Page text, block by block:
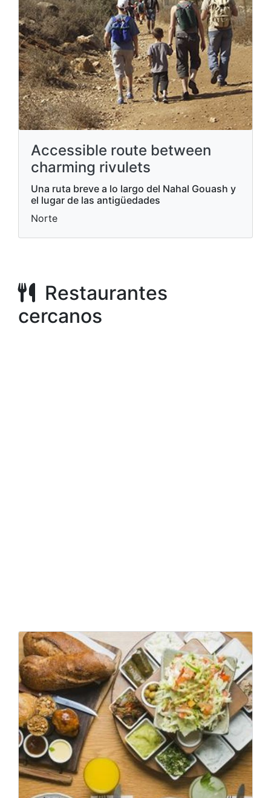
Accessible route between
charming rivulets
Una ruta breve a lo largo del Nahal Gouash y
el lugar de las antigüedades
Norte
Restaurantes
cercanos